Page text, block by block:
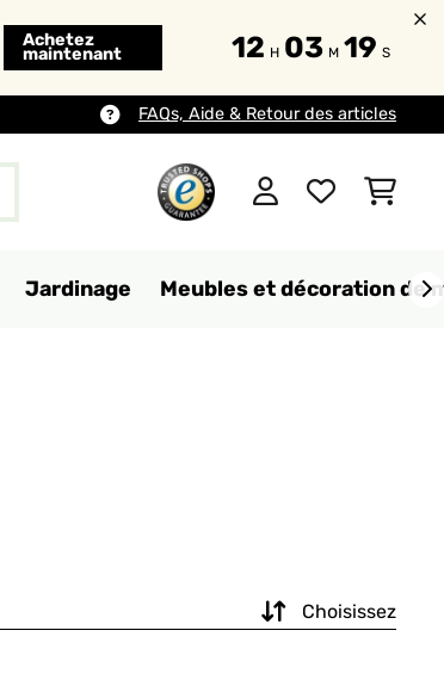
Achetez
maintenant 12 H 03 M 17 S
FAQs, Aide & Retour des articles
Jardinage Meubles et décoration de
Choisissez